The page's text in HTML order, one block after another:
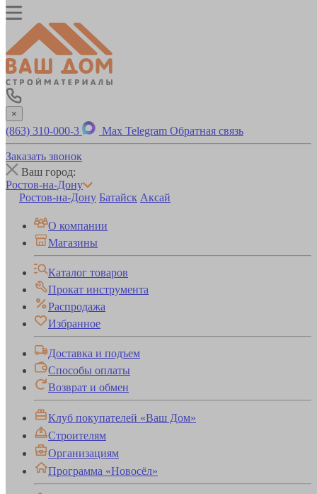
×
(863) 310-000-3 Max Telegram Обратная связь
Заказать звонок
Ваш город:
Ростов-на-Дону
Ростов-на-Дону Батайск Аксай
О компании
Магазины
Каталог товаров
Прокат инструмента
Распродажа
Избранное
Доставка и подъем
Способы оплаты
Возврат и обмен
Клуб покупателей «Ваш Дом»
Строителям
Организациям
Программа «Новосёл»